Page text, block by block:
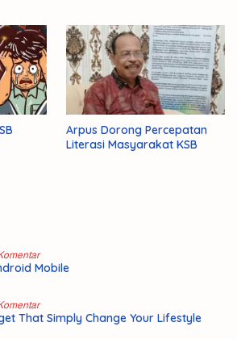
Arpus Dorong Percepatan
Literasi Masyarakat KSB
Mobile
That Simply Change Your Lifestyle